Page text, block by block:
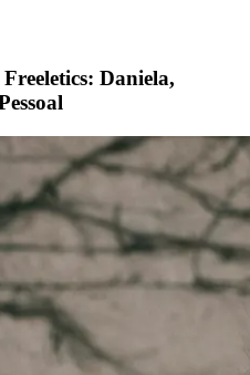
Daniela,